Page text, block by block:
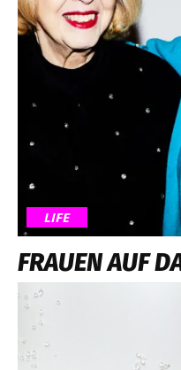
LIFE
FRAUEN AUF